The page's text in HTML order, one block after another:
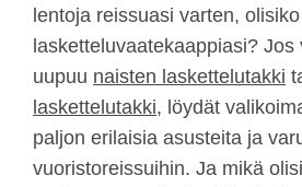
lentoja reissuasi varten,
lasketteluvaatekaappiasi? Jos
uupuu naisten laskettelutakki
laskettelutakki, löydät
paljon erilaisia asusteita ja
vuoristoreissuihin. Ja mikä